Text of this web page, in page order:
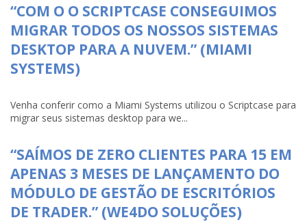
“COM O O SCRIPTCASE CONSEGUIMOS
MIGRAR TODOS OS NOSSOS SISTEMAS
DESKTOP PARA A NUVEM.” (MIAMI
SYSTEMS)
Venha conferir como a Miami Systems utilizou o Scriptcase para
migrar seus sistemas desktop para we...
“SAÍMOS DE ZERO CLIENTES PARA 15 EM
APENAS 3 MESES DE LANÇAMENTO DO
MÓDULO DE GESTÃO DE ESCRITÓRIOS
DE TRADER.” (WE4DO SOLUÇÕES)